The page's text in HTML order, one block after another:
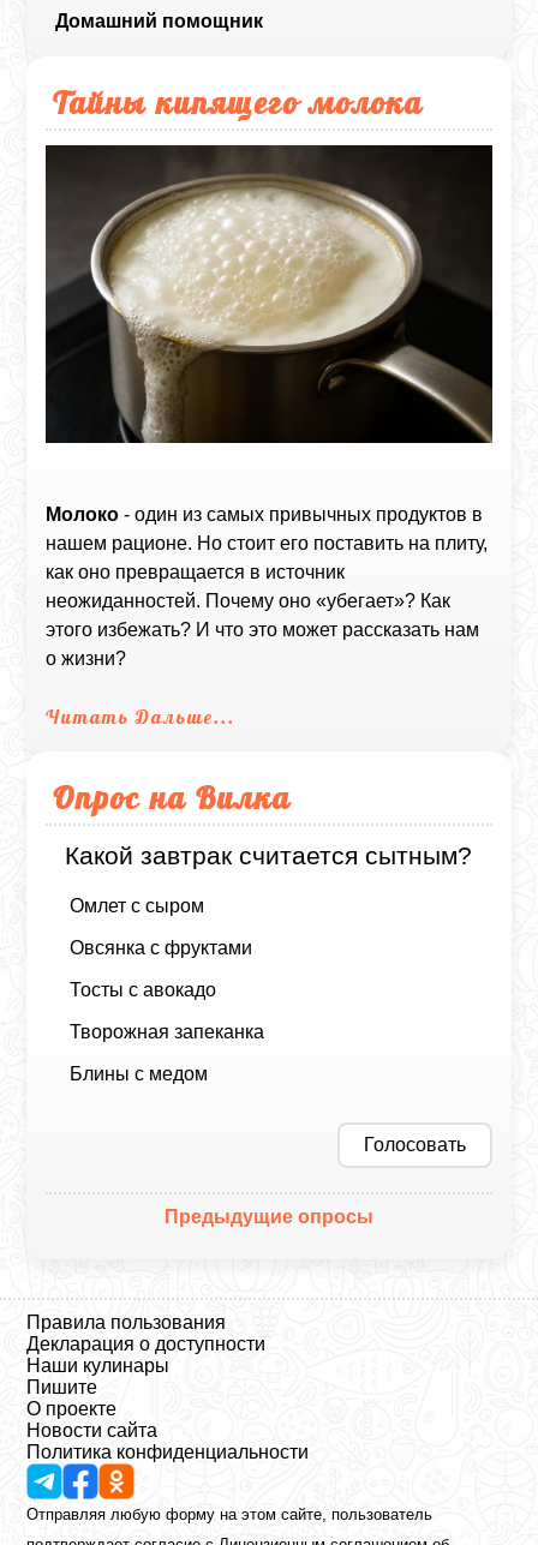
Домашний помощник
Тайны кипящего молока
Молоко - один из самых привычных продуктов в
нашем рационе. Но стоит его поставить на плиту,
как оно превращается в источник
неожиданностей. Почему оно «убегает»? Как
этого избежать? И что это может рассказать нам
о жизни?
Читать Дальше...
Опрос на Вилка
Какой завтрак считается сытным?
Омлет с сыром
Овсянка с фруктами
Тосты с авокадо
Творожная запеканка
Блины с медом
Голосовать
Предыдущие опросы
Правила пользования
Декларация о доступности
Наши кулинары
Пишите
О проекте
Новости сайта
Политика конфиденциальности
Отправляя любую форму на этом сайте, пользователь